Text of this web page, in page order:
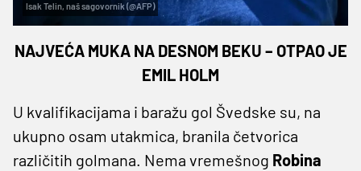
Isak Telin, naš sagovornik (@AFP)
NAJVEĆA MUKA NA DESNOM BEKU – OTPAO JE
EMIL HOLM
U kvalifikacijama i baražu gol Švedske su, na
ukupno osam utakmica, branila četvorica
različitih golmana. Nema vremešnog Robina